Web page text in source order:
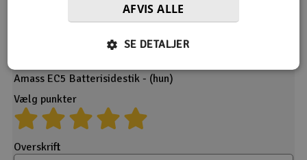
Giv din feedback
Amass EC5 Batterisidestik - (hun)
Vælg punkter
Overskrift
AFVIS ALLE
SE DETALJER